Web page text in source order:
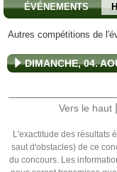
ÉVÉNEMENTS
Autres compétitions de
DIMANCHE, 04.
Vers le haut
L'exactitude des résultats
saut d'obstacles) de ce
du concours. Les